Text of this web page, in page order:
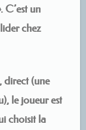
. C’est un
chez
direct (une
le joueur est
choisit la